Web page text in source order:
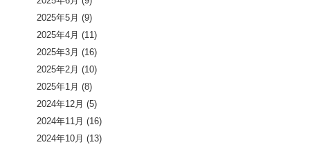
2025年5月 (9)
2025年4月 (11)
2025年3月 (16)
2025年2月 (10)
2025年1月 (8)
2024年12月 (5)
2024年11月 (16)
2024年10月 (13)